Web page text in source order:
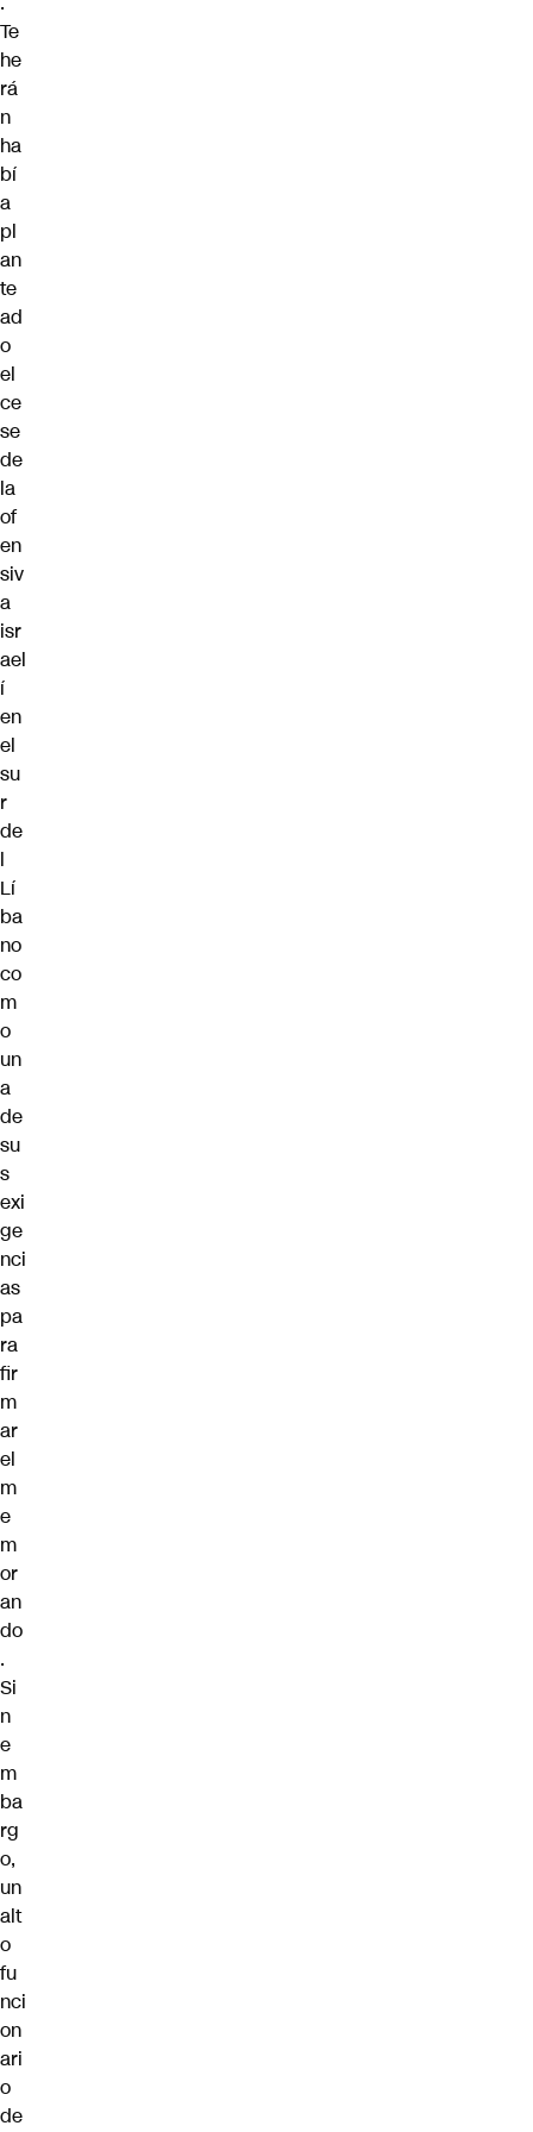
Te
he
rá
n
ha
bí
a
pl
an
te
ad
o
el
ce
se
de
la
of
en
siv
a
isr
ael
í
en
el
su
r
de
l
Lí
ba
no
co
m
o
un
a
de
su
s
exi
ge
nci
as
pa
ra
fir
m
ar
el
m
e
m
or
an
do
.
Si
n
e
m
ba
rg
o,
un
alt
o
fu
nci
on
ari
o
de